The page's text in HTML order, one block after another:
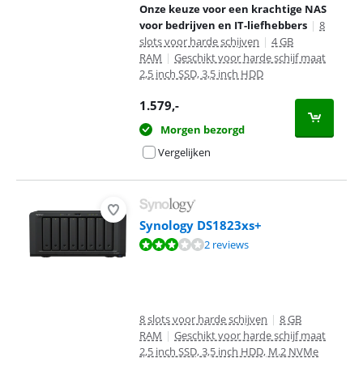
Onze keuze voor een krachtige NAS
voor bedrijven en IT-liefhebbers | 8
slots voor harde schijven | 4 GB
RAM | Geschikt voor harde schijf maat
2,5 inch SSD, 3,5 inch HDD
1.579,-
Morgen bezorgd
Vergelijken
Synology DS1823xs+
Beoordeling is 6,4 van de 10, gebaseerd op 2 reviews.
2 reviews
8 slots voor harde schijven | 8 GB
RAM | Geschikt voor harde schijf maat
2,5 inch SSD, 3,5 inch HDD, M.2 NVMe